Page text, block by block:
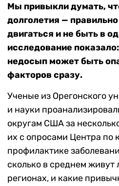
Мы привыкли думать,
долголетия —
двигаться и не быть в
исследование
недосып может быть
факторов сразу.
Ученые из Орегонского
и науки
округам США за
их с опросами Центра по
профилактике
сколько в среднем живут
регионах, и какие